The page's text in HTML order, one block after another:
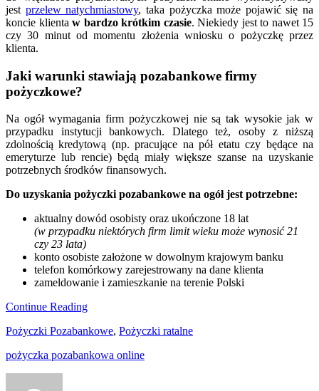
jest przelew natychmiastowy, taka pożyczka może pojawić się na
koncie klienta w bardzo krótkim czasie. Niekiedy jest to nawet 15
czy 30 minut od momentu złożenia wniosku o pożyczkę przez
klienta.
Jaki warunki stawiają pozabankowe firmy
pożyczkowe?
Na ogół wymagania firm pożyczkowej nie są tak wysokie jak w
przypadku instytucji bankowych. Dlatego też, osoby z niższą
zdolnością kredytową (np. pracujące na pół etatu czy będące na
emeryturze lub rencie) będą miały większe szanse na uzyskanie
potrzebnych środków finansowych.
Do uzyskania pożyczki pozabankowe na ogół jest potrzebne:
aktualny dowód osobisty oraz ukończone 18 lat
(w przypadku niektórych firm limit wieku może wynosić 21
czy 23 lata)
konto osobiste założone w dowolnym krajowym banku
telefon komórkowy zarejestrowany na dane klienta
zameldowanie i zamieszkanie na terenie Polski
Continue Reading
Pożyczki Pozabankowe, Pożyczki ratalne
pożyczka pozabankowa online